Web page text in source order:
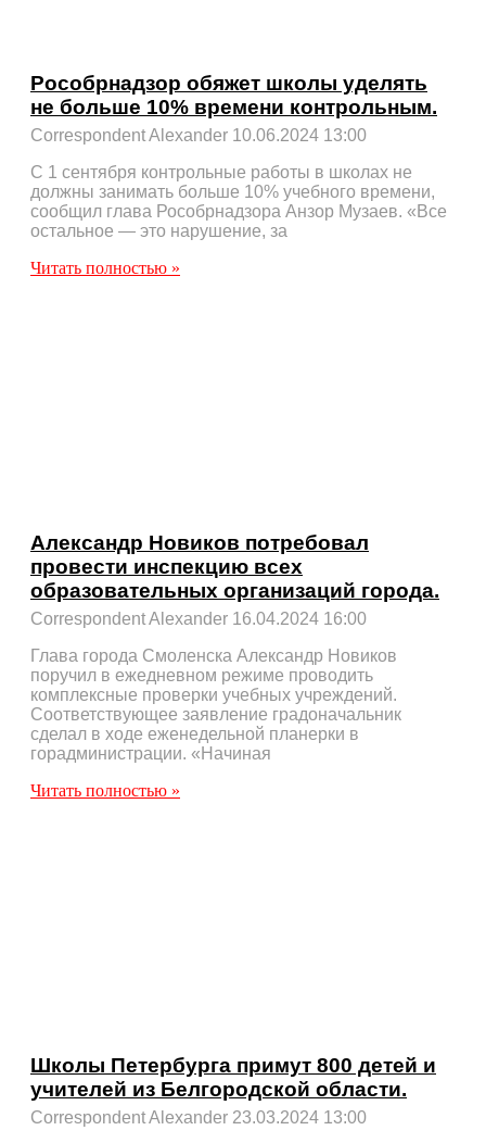
Рособрнадзор обяжет школы уделять
не больше 10% времени контрольным.
Correspondent Alexander 10.06.2024 13:00
С 1 сентября контрольные работы в школах не
должны занимать больше 10% учебного времени,
сообщил глава Рособрнадзора Анзор Музаев. «Все
остальное — это нарушение, за
Читать полностью »
Александр Новиков потребовал
провести инспекцию всех
образовательных организаций города.
Correspondent Alexander 16.04.2024 16:00
Глава города Смоленска Александр Новиков
поручил в ежедневном режиме проводить
комплексные проверки учебных учреждений.
Соответствующее заявление градоначальник
сделал в ходе еженедельной планерки в
горадминистрации. «Начиная
Читать полностью »
Школы Петербурга примут 800 детей и
учителей из Белгородской области.
Correspondent Alexander 23.03.2024 13:00